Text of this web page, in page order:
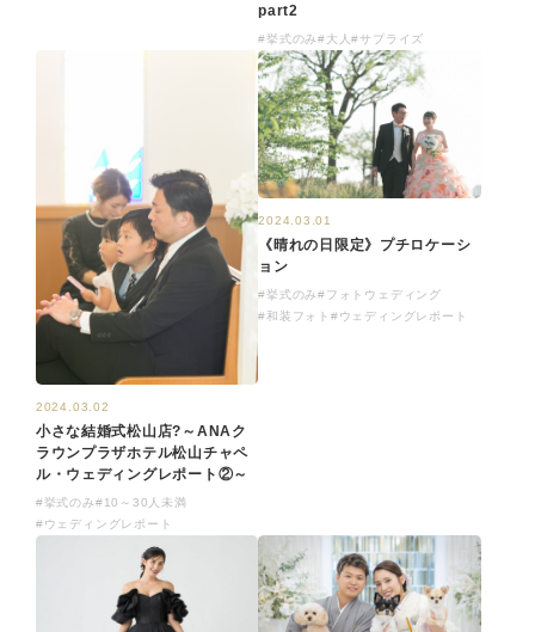
part2
#挙式のみ#大人#サプライズ
2024.03.02
小さな結婚式松山店?～ANAク
ラウンプラザホテル松山チャペ
ル・ウェディングレポート②～
#挙式のみ#10～30人未満
#ウェディングレポート
2024.03.01
《晴れの日限定》プチロケーシ
ョン
#挙式のみ#フォトウェディング
#和装フォト #ウェディングレポート